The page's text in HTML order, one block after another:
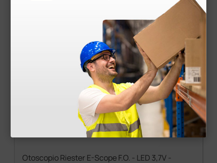
Otoscopio Riester E-Scope F.O. - LED 3,7V -